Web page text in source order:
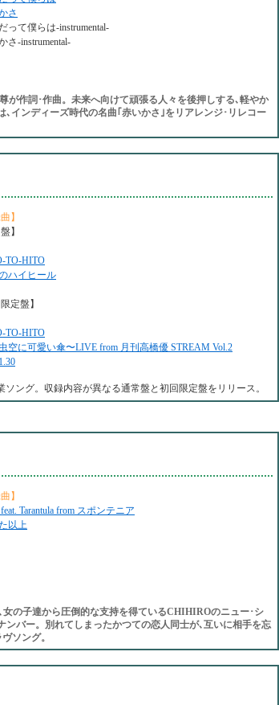
さ
って僕らは-instrumental-
さ-instrumental-
が作詞･作曲。未来へ向けて頑張る人々を後押しする､軽やか
インディーズ時代の名曲｢赤いかさ｣をリアレンジ･リレコー
】
】
TO-HITO
ハイヒール
定盤】
TO-HITO
空に可愛い傘〜LIVE from 月刊高橋優 STREAM Vol.2
ング。収録内容が異なる通常盤と初回限定盤をリリース。
】
Tarantula from スポンテニア
以上
の子達から圧倒的な支持を得ているCHIHIROのニュー･シ
バー。別れてしまったかつての恋人同士が､互いに相手を忘
ソング。